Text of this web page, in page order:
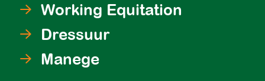
Working Equitation
Dressuur
Manege